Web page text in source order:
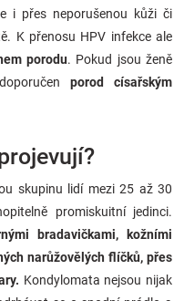
i přes neporušenou kůži či
K přenosu HPV infekce ale
porodu. Pokud jsou ženě
porod císařským
skupinu lidí mezi 25 až 30
promiskuitní jedinci.
bradavičkami, kožními
narůžovělých flíčků, přes
Kondylomata nejsou nijak